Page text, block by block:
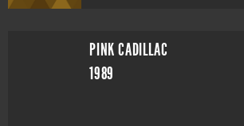
PINK CADILLAC
1989